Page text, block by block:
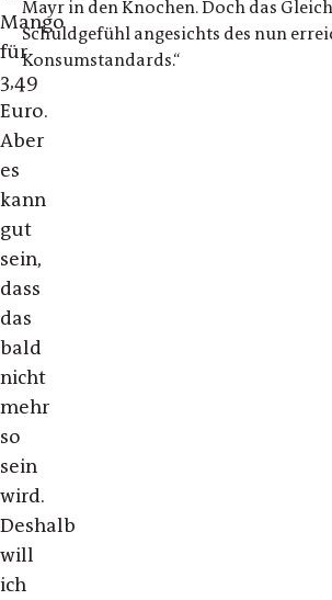
Mango
für
3,49
Euro.
Aber
es
kann
gut
sein,
dass
das
bald
nicht
mehr
so
sein
wird.
Deshalb
will
ich
Mayr in den Knochen. Doch das
Schuldgefühl angesichts des nun
Konsumstandards.“